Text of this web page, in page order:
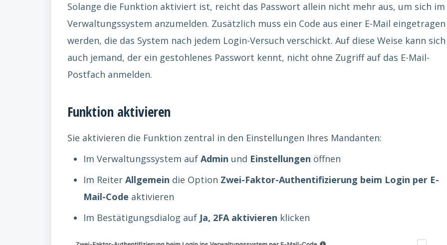
Solange die Funktion aktiviert ist, reicht das Passwort allein nicht mehr aus, um sich im
Verwaltungssystem anzumelden. Zusätzlich muss ein Code aus einer E-Mail eingetragen
werden, die das System nach jedem Login-Versuch verschickt. Auf diese Weise kann sich
auch jemand, der ein gestohlenes Passwort kennt, nicht ohne Zugriff auf das E-Mail-
Postfach anmelden.
Funktion aktivieren
Sie aktivieren die Funktion zentral in den Einstellungen Ihres Mandanten:
Im Verwaltungssystem auf Admin und Einstellungen öffnen
Im Reiter Allgemein die Option Zwei-Faktor-Authentifizierung beim Login per E-
Mail-Code aktivieren
Im Bestätigungsdialog auf Ja, 2FA aktivieren klicken